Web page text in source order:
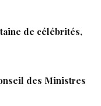
de célébrités,
des Ministres